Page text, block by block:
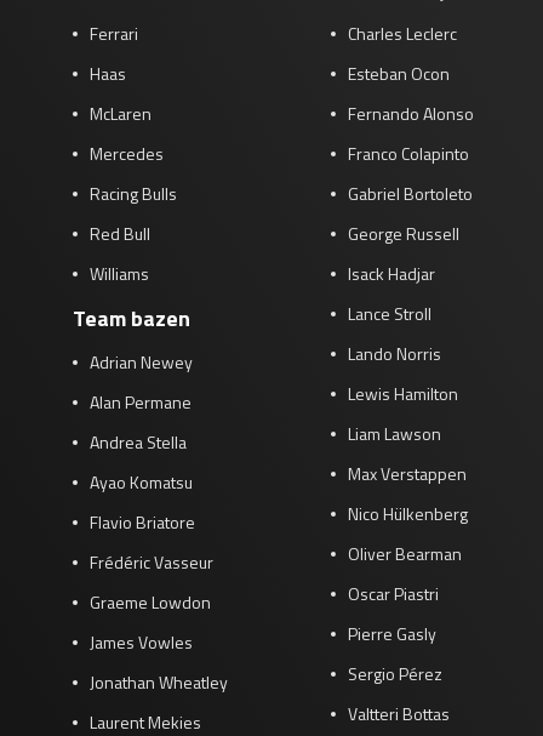
Ferrari
Haas
McLaren
Mercedes
Racing Bulls
Red Bull
Williams
Team bazen
Adrian Newey
Alan Permane
Andrea Stella
Ayao Komatsu
Flavio Briatore
Frédéric Vasseur
Graeme Lowdon
James Vowles
Jonathan Wheatley
Laurent Mekies
Charles Leclerc
Esteban Ocon
Fernando Alonso
Franco Colapinto
Gabriel Bortoleto
George Russell
Isack Hadjar
Lance Stroll
Lando Norris
Lewis Hamilton
Liam Lawson
Max Verstappen
Nico Hülkenberg
Oliver Bearman
Oscar Piastri
Pierre Gasly
Sergio Pérez
Valtteri Bottas